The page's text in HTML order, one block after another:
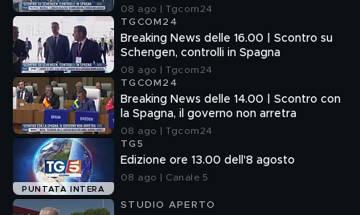
08 ago | Tgcom24
TGCOM24
Breaking News delle 16.00 | Scontro su
Schengen, controlli in Spagna
08 ago | Tgcom24
TGCOM24
Breaking News delle 14.00 | Scontro con
la Spagna, il governo non arretra
08 ago | Tgcom24
PUNTATA INTERA
TG5
Edizione ore 13.00 dell'8 agosto
08 ago | Canale 5
STUDIO APERTO